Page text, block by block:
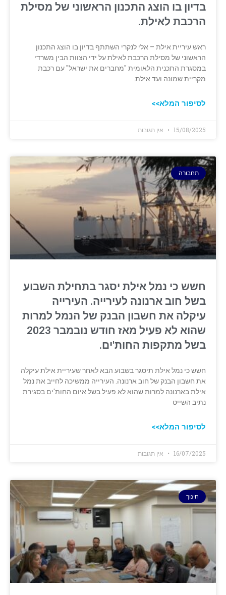
בדיון בו הוצג התכנון הראשוני של מסילת
הרכבת לאילת.
ראש עיריית אילת – אלי לנקרי השתתף בדיון בו הוצג התכנון
הראשוני של מסילת הרכבת לאילת על ידי הצוות הבין משרדי
במסגרת התכנית הלאומית "מחברים את ישראל" עם רכבת
מקריית שמונה ועד אילת.
לסיפור המלא>>
15/08/2025 אין תגובות
תחבורה
חשש כי נמל אילת יסגר בתחילת השבוע
בשל חוב ארנונה לעירייה. העירייה
עיקלה את חשבון הבנק של הנמל למרות
שהוא לא פעיל מאז חודש נובמבר 2023
בשל מתקפות החות'ים.
חשש כי נמל אילת תיסגר בשבוע הבא לאחר שעיריית אילת עיקלה
את חשבון הבנק של חוב ארנונה. העירייה ממשיכה לחייב את נמל
אילת בארנונה למרות שהוא לא פעיל בשל איום החות'ים בסגירת
נתיב השייט
לסיפור המלא>>
16/07/2025 אין תגובות
חינוך